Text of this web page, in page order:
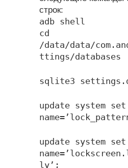
строк:
adb shell
cd
/data/data/
ttings/databases
sqlite3
update system
update system
ly’;